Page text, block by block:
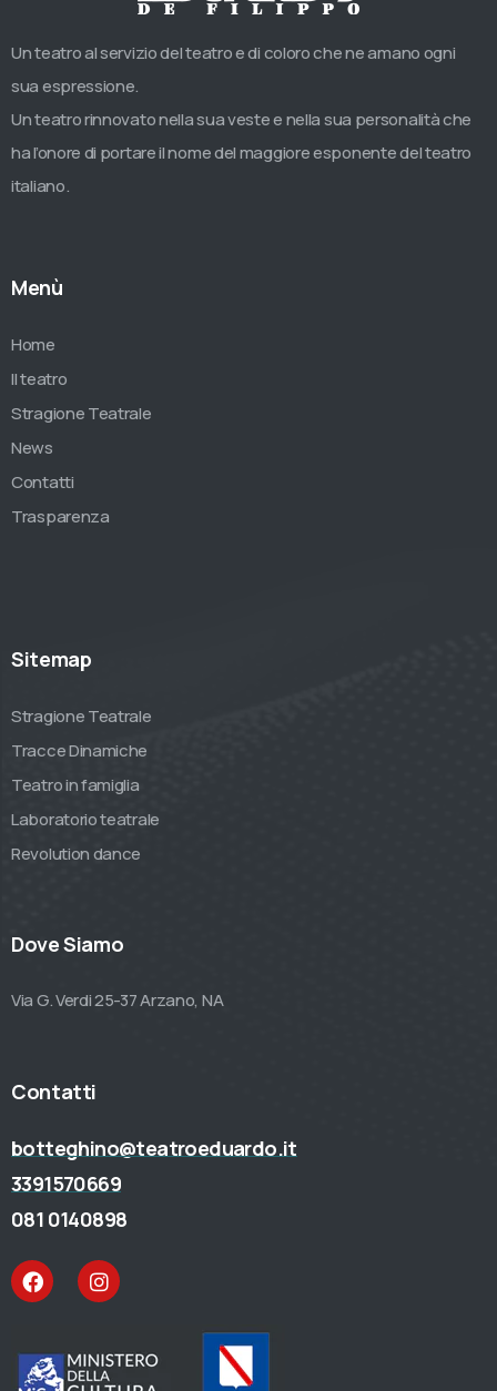
Un teatro al servizio del teatro e di coloro che ne amano ogni
sua espressione.
Un teatro rinnovato nella sua veste e nella sua personalità che
ha l’onore di portare il nome del maggiore esponente del teatro
italiano.
Menù
Home
Il teatro
Stragione Teatrale
News
Contatti
Trasparenza
Sitemap
Stragione Teatrale
Tracce Dinamiche
Teatro in famiglia
Laboratorio teatrale
Revolution dance
Dove Siamo
Via G. Verdi 25-37 Arzano, NA
Contatti
botteghino@teatroeduardo.it
3391570669
081 0140898